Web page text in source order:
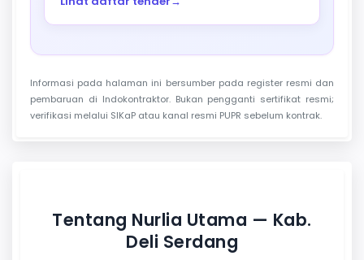
Informasi pada halaman ini bersumber pada register resmi dan
pembaruan di Indokontraktor. Bukan pengganti sertifikat resmi;
verifikasi melalui SIKaP atau kanal resmi PUPR sebelum kontrak.
Tentang Nurlia Utama — Kab.
Deli Serdang